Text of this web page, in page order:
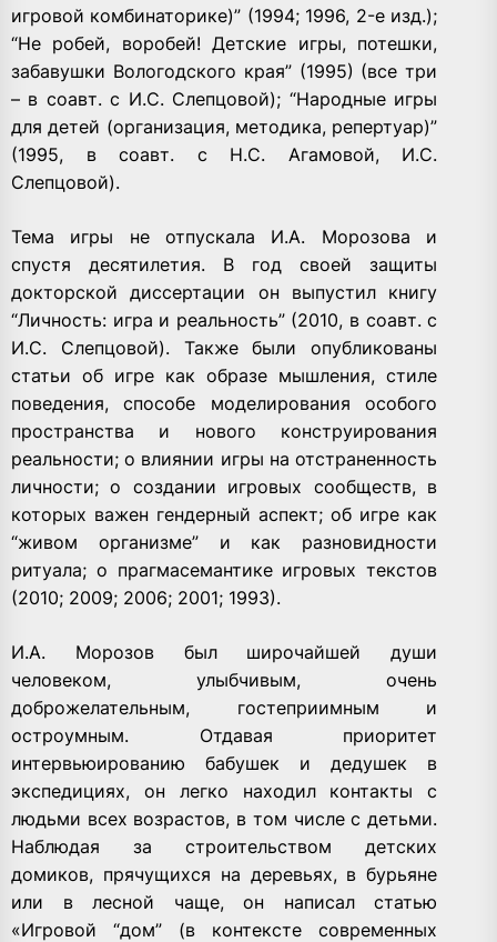
игровой комбинаторике)” (1994; 1996, 2-е изд.);
“Не робей, воробей! Детские игры, потешки,
забавушки Вологодского края” (1995) (все три
– в соавт. с И.С. Слепцовой); “Народные игры
для детей (организация, методика, репертуар)”
(1995, в соавт. с Н.С. Агамовой, И.С.
Слепцовой).
Тема игры не отпускала И.А. Морозова и
спустя десятилетия. В год своей защиты
докторской диссертации он выпустил книгу
“Личность: игра и реальность” (2010, в соавт. с
И.С. Слепцовой). Также были опубликованы
статьи об игре как образе мышления, стиле
поведения, способе моделирования особого
пространства и нового конструирования
реальности; о влиянии игры на отстраненность
личности; о создании игровых сообществ, в
которых важен гендерный аспект; об игре как
“живом организме” и как разновидности
ритуала; о прагмасемантике игровых текстов
(2010; 2009; 2006; 2001; 1993).
И.А. Морозов был широчайшей души
человеком, улыбчивым, очень
доброжелательным, гостеприимным и
остроумным. Отдавая приоритет
интервьюированию бабушек и дедушек в
экспедициях, он легко находил контакты с
людьми всех возрастов, в том числе с детьми.
Наблюдая за строительством детских
домиков, прячущихся на деревьях, в бурьяне
или в лесной чаще, он написал статью
«Игровой “дом” (в контексте современных